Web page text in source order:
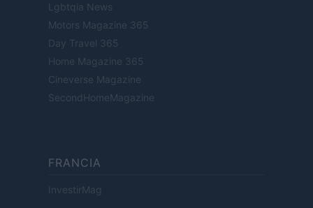
Lgbtqia News
Motors Magazine 365
Day Travel 365
Home Magazine 365
Cineverse Magazine
SecondHomeMagazine
FRANCIA
InvestirMag